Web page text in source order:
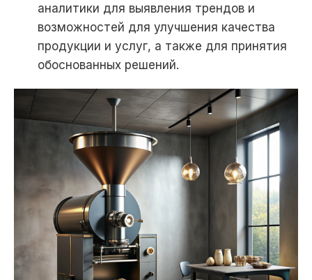
аналитики для выявления трендов и
возможностей для улучшения качества
продукции и услуг, а также для принятия
обоснованных решений.